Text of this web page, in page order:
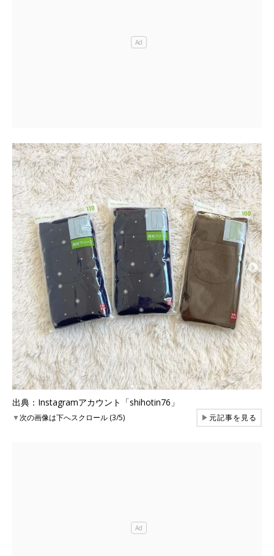
出典：Instagramアカウント「shihotin76」
▼次の画像は下へスクロール (3/5) ▶元記事を見る